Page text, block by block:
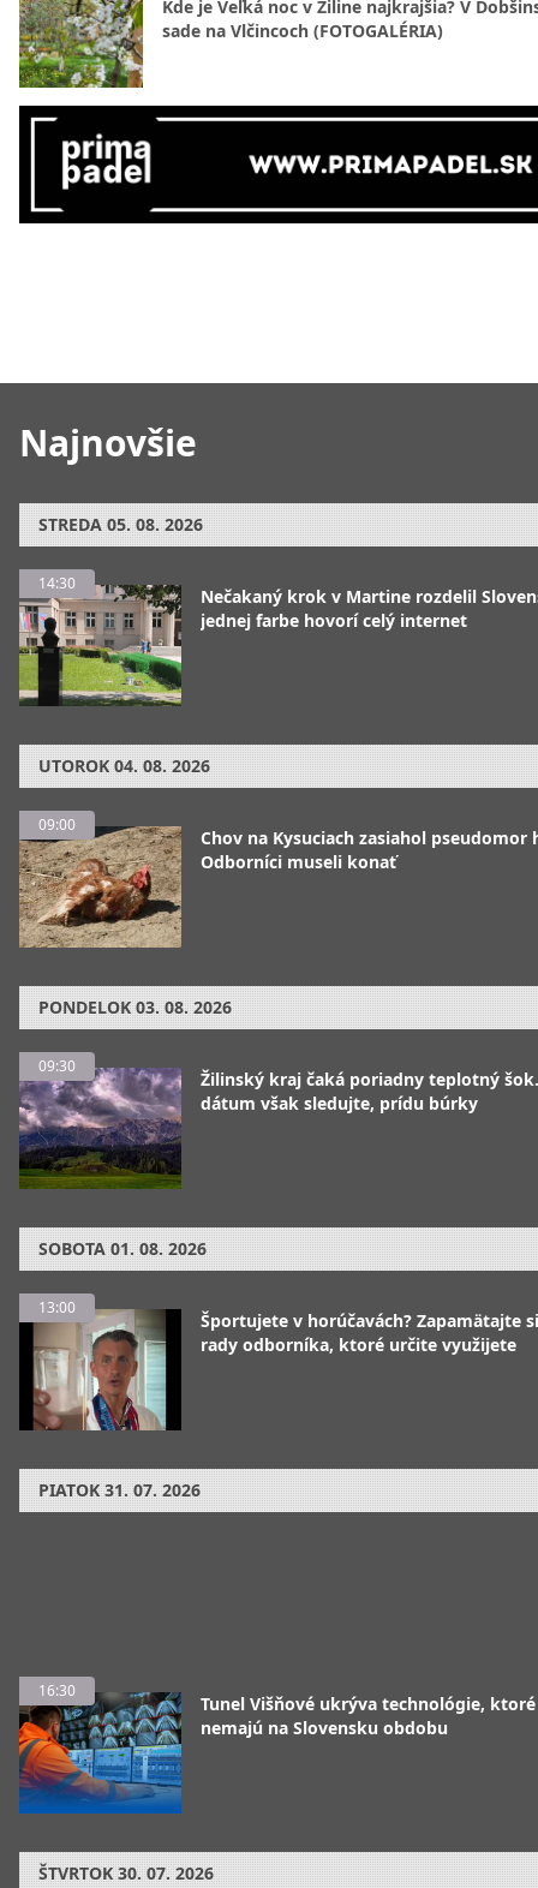
Najnovšie
STREDA 05. 08. 2026
14:30
Nečakaný krok v Martine rozdelil
jednej farbe hovorí celý internet
UTOROK 04. 08. 2026
09:00
Chov na Kysuciach zasiahol pseudomor
Odborníci museli konať
PONDELOK 03. 08. 2026
09:30
Žilinský kraj čaká poriadny teplotný
dátum však sledujte, prídu búrky
SOBOTA 01. 08. 2026
13:00
Športujete v horúčavách? Zapamätajte
rady odborníka, ktoré určite využijete
PIATOK 31. 07. 2026
16:30
Tunel Višňové ukrýva technológie, ktoré
nemajú na Slovensku obdobu
ŠTVRTOK 30. 07. 2026
Kde je Veľká noc v Žiline najkrajšia? V
sade na Vlčincoch (FOTOGALÉRIA)